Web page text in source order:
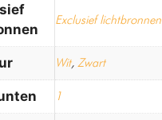
Exclusief lichtbronnen
Wit, Zwart
1